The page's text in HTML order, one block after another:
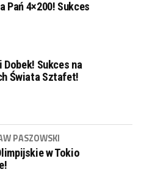
Pań 4×200! Sukces
Sukces na
Świata Sztafet!
PASZOWSKI
w Tokio